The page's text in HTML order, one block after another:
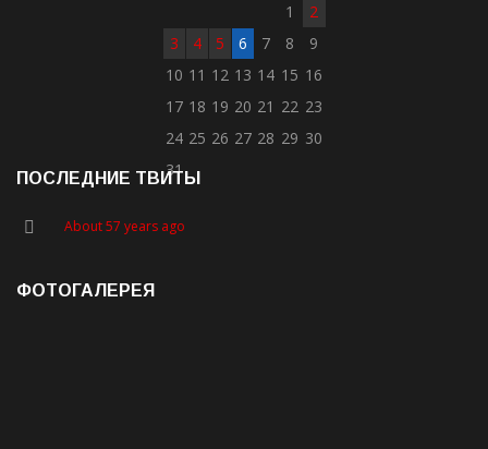
1
2
3
4 5 6 7 8
9
10 11 12 13 14 15 16
17 18 19 20 21 22 23
24 25 26 27 28 29 30
31
ПОСЛЕДНИЕ ТВИТЫ
About 57 years ago
ФОТОГАЛЕРЕЯ